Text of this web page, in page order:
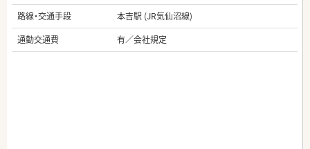
路線・交通手段
本吉駅 (JR気仙沼線)
通勤交通費
有／会社規定